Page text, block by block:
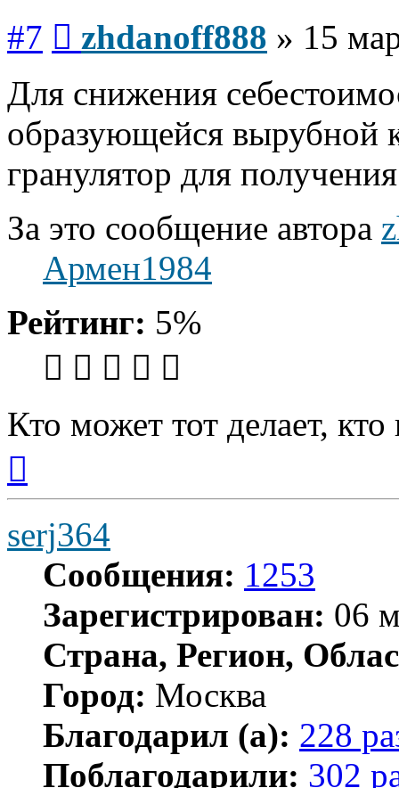
#7 zhdanoff888 » 15
Для снижения
образующейся вырубной
гранулятор для
За это сообщение автора
Армен1984
Рейтинг: 5%
Кто может тот делает,
началу
serj364
Сообщения: 1253
Зарегистрирован: 06
Страна, Регион,
Город: Москва
Благодарил (а): 228
Поблагодарили: 302